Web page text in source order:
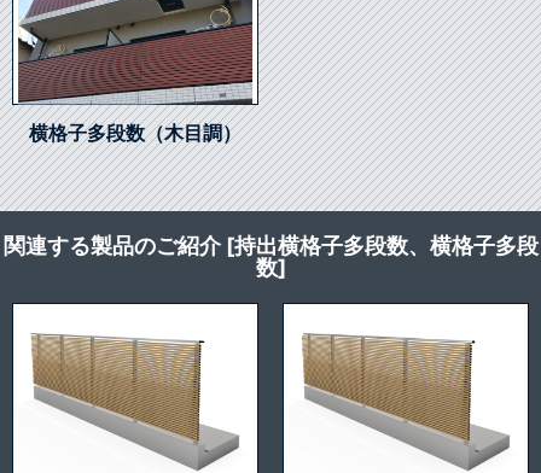
横格子多段数（木目調）
関連する製品のご紹介 [持出横格子多段数、横格子多段
数]